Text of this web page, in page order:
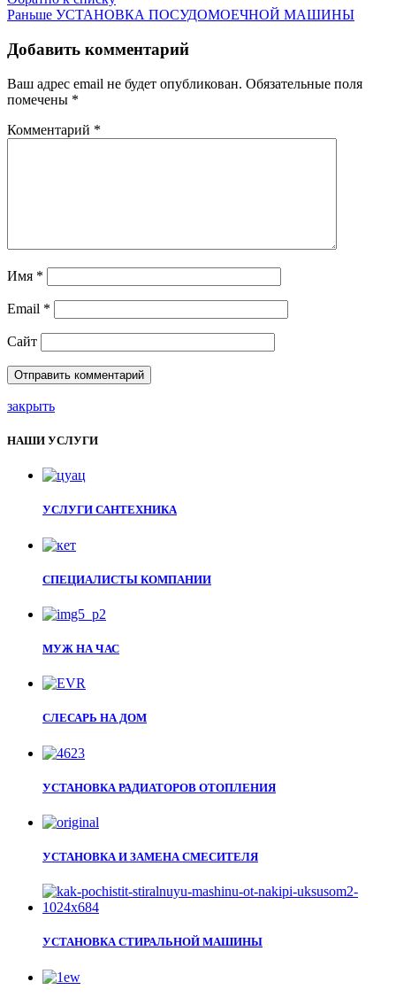
Раньше УСТАНОВКА ПОСУДОМОЕЧНОЙ МАШИНЫ
Добавить комментарий
Ваш адрес email не будет опубликован. Обязательные поля
помечены *
Комментарий *
Имя *
Email *
Сайт
закрыть
НАШИ УСЛУГИ
УСЛУГИ САНТЕХНИКА
СПЕЦИАЛИСТЫ КОМПАНИИ
МУЖ НА ЧАС
СЛЕСАРЬ НА ДОМ
УСТАНОВКА РАДИАТОРОВ ОТОПЛЕНИЯ
УСТАНОВКА И ЗАМЕНА СМЕСИТЕЛЯ
УСТАНОВКА СТИРАЛЬНОЙ МАШИНЫ